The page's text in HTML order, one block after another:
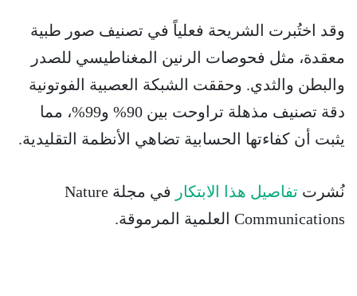
وقد اختُبرت الشريحة فعلياً في تصنيف صور طبية
معقدة، مثل فحوصات الرنين المغناطيسي للصدر
والبطن والثدي. وحققت الشبكة العصبية الفوتونية
دقة تصنيف مذهلة تراوحت بين 90% و99%، مما
يثبت أن كفاءتها الحسابية تضاهي الأنظمة التقليدية.
نُشرت تفاصيل هذا الابتكار
في مجلة Nature
Communications العلمية المرموقة.